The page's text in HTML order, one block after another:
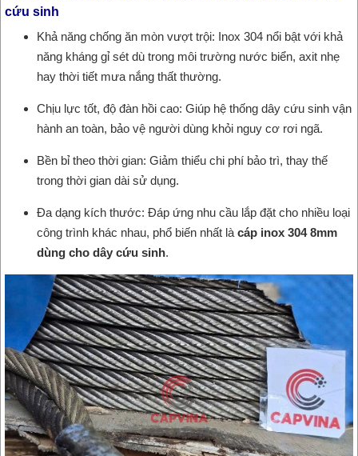
cứu sinh
Khả năng chống ăn mòn vượt trội: Inox 304 nổi bật với khả
năng kháng gỉ sét dù trong môi trường nước biển, axit nhẹ
hay thời tiết mưa nắng thất thường.
Chịu lực tốt, độ đàn hồi cao: Giúp hệ thống dây cứu sinh vận
hành an toàn, bảo vệ người dùng khỏi nguy cơ rơi ngã.
Bền bỉ theo thời gian: Giảm thiểu chi phí bảo trì, thay thế
trong thời gian dài sử dụng.
Đa dạng kích thước: Đáp ứng nhu cầu lắp đặt cho nhiều loại
công trình khác nhau, phổ biến nhất là cáp inox 304 8mm
dùng cho dây cứu sinh.